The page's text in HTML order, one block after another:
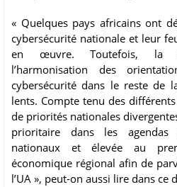
« Quelques pays africains ont
cybersécurité nationale et leur
en œuvre. Toutefois, la
l’harmonisation des
cybersécurité dans le reste de
lents. Compte tenu des
de priorités nationales
prioritaire dans les
nationaux et élevée au
économique régional afin de
l’UA », peut-on aussi lire dans ce